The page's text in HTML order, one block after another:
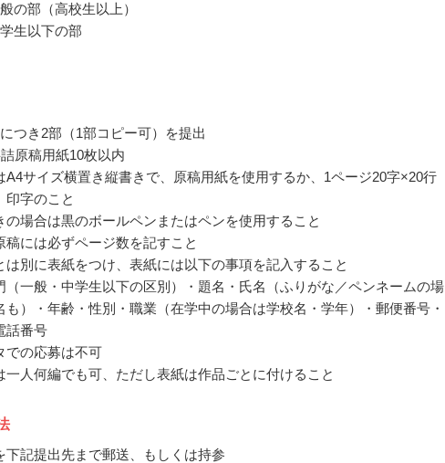
般の部（高校生以上）
学生以下の部
つき2部（1部コピー可）を提出
原稿用紙10枚以内
サイズ横置き縦書きで、原稿用紙を使用するか、1ページ20字×20行
印字のこと
場合は黒のボールペンまたはペンを使用すること
には必ずページ数を記すこと
別に表紙をつけ、表紙には以下の事項を記入すること
（一般・中学生以下の区別）・題名・氏名（ふりがな／ペンネームの場
も）・年齢・性別・職業（在学中の場合は学校名・学年）・郵便番号・
話番号
での応募は不可
人何編でも可、ただし表紙は作品ごとに付けること
下記提出先まで郵送、もしくは持参